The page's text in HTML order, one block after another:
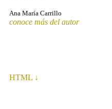
Ana María Carrillo
conoce más del autor
HTML ↓